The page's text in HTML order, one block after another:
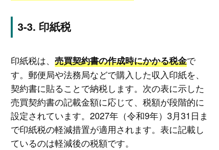
印紙税
印紙税は、 売買契約書の作成時にかかる税金で
す。郵便局や法務局などで購入した収入印紙を、
契約書に貼ることで納税します。次の表に示した
売買契約書の記載金額に応じて、税額が段階的に
設定されています。2027年（令和9年）3月31日ま
で印紙税の軽減措置が適用されます。表に記載し
ているのは軽減後の税額です。